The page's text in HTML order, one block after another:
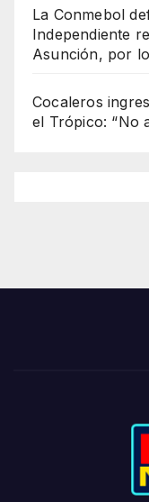
La Conmebol
Independiente
Asunción, por
Cocaleros
el Trópico: “No